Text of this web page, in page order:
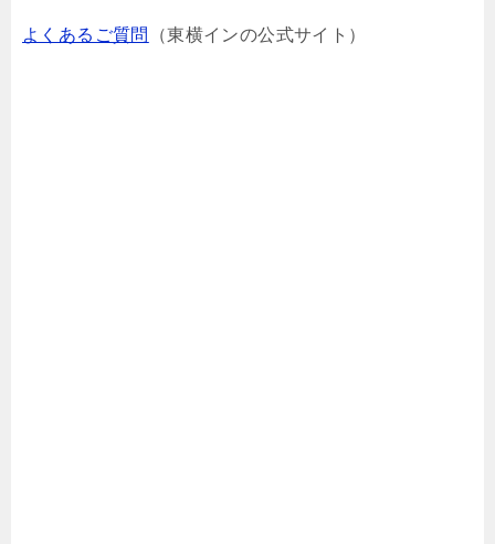
よくあるご質問 （東横インの公式サイト）